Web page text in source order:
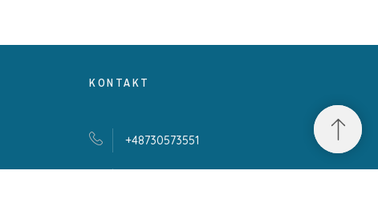
KONTAKT
+48730573551